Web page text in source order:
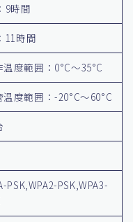
9時間
11時間
温度範囲：0°C～35°C
温度範囲：-20°C～60°C
PSK,WPA2-PSK,WPA3-